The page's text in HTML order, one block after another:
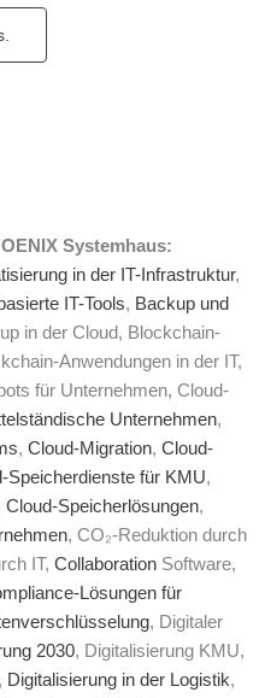
Systemhaus:
in der IT-Infrastruktur,
IT-Tools, Backup und
in der Cloud, Blockchain-
Anwendungen in der IT,
für Unternehmen, Cloud-
Unternehmen,
, Cloud-Migration, Cloud-
Speicherdienste für KMU,
Cloud-Speicherlösungen,
, CO₂-Reduktion durch
IT, Collaboration Software,
Lösungen für
, Digitaler
2030, Digitalisierung KMU,
, Digitalisierung in der Logistik,